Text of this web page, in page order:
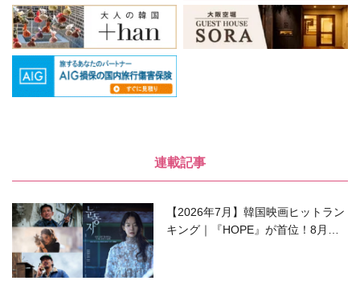
連載記事
【2026年7月】韓国映画ヒットラン
キング｜『HOPE』が首位！8月公